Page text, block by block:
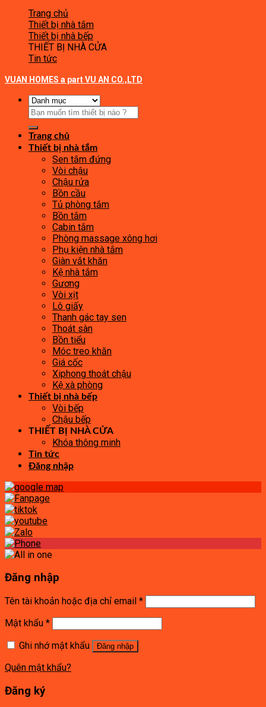
Trang chủ
Thiết bị nhà tắm
Thiết bị nhà bếp
THIẾT BỊ NHÀ CỬA
Tin tức
VUAN HOMES a part VU AN CO.,LTD
Tìm
kiếm:
Trang chủ
Thiết bị nhà tắm
Sen tắm đứng
Vòi chậu
Chậu rửa
Bồn cầu
Tủ phòng tắm
Bồn tắm
Cabin tắm
Phòng massage xông hơi
Phụ kiện nhà tắm
Giàn vắt khăn
Kệ nhà tắm
Gương
Vòi xịt
Lô giấy
Thanh gác tay sen
Thoát sàn
Bồn tiểu
Móc treo khăn
Giá cốc
Xiphong thoát chậu
Kệ xà phòng
Thiết bị nhà bếp
Vòi bếp
Chậu bếp
THIẾT BỊ NHÀ CỬA
Khóa thông minh
Tin tức
Đăng nhập
Đăng nhập
Tên tài khoản hoặc địa chỉ email *
Mật khẩu *
Ghi nhớ mật khẩu
Đăng nhập
Quên mật khẩu?
Đăng ký